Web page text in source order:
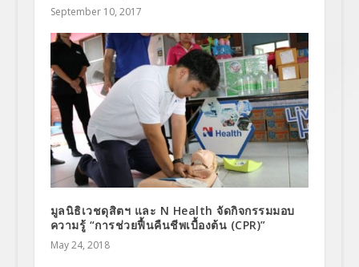
September 10, 2017
มูลนิธิเวชดุสิตฯ และ N Health จัดกิจกรรมมอบ
ความรู้ “การช่วยฟื้นคืนชีพเบื้องต้น (CPR)”
May 24, 2018